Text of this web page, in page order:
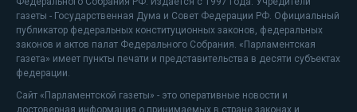
газеты - Государственная Дума и Совет Федерации РФ. Официальный
публикатор федеральных конституционных законов, федеральных
законов и актов палат Федерального Собрания. «Парламентская
газета» имеет пункты печати и представительства в десяти субъектах
федерации.
Сайт «Парламентской газеты» - это оперативные новости и